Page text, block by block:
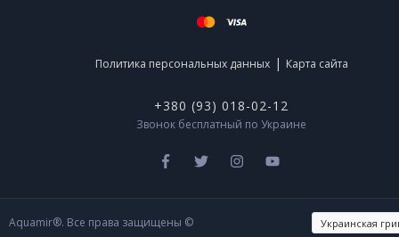
Политика персональных данных | Карта сайта
+380 (93) 018-02-12
Звонок бесплатный по Украине
Aquamir®. Все права защищены ©